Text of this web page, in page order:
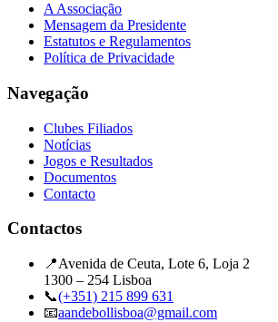
A Associação
Mensagem da Presidente
Estatutos e Regulamentos
Política de Privacidade
Navegação
Clubes Filiados
Notícias
Jogos e Resultados
Documentos
Contacto
Contactos
📍Avenida de Ceuta, Lote 6, Loja 2
1300 – 254 Lisboa
📞(+351) 215 899 631
📧aandebollisboa@gmail.com